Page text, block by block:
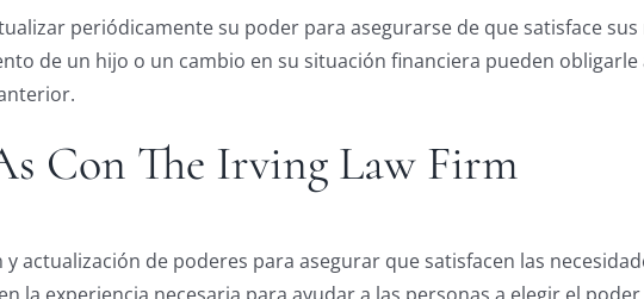
periódicamente su poder para asegurarse de que satisface sus
de un hijo o un cambio en su situación financiera pueden obligarle
Con The Irving Law Firm
actualización de poderes para asegurar que satisfacen las